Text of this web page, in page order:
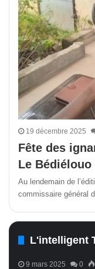
19 décembre 2025
Fête des
Le
Au lendemain de
commissaire général
L'intelligent
9 mars 2025 0